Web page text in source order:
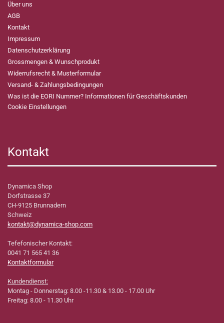
Über uns
AGB
Kontakt
Impressum
Datenschutzerklärung
Grossmengen & Wunschprodukt
Widerrufsrecht & Musterformular
Versand- & Zahlungsbedingungen
Was ist die EORI Nummer? Informationen für Geschäftskunden
Cookie Einstellungen
Kontakt
Dynamica Shop
Dorfstrasse 37
CH-9125 Brunnadern
Schweiz
kontakt@dynamica-shop.com
Tefefonischer Kontakt:
0041 71 565 41 36
Kontaktformular
Kundendienst:
Montag - Donnerstag: 8.00 -11.30 & 13.00 - 17.00 Uhr
Freitag: 8.00 - 11.30 Uhr